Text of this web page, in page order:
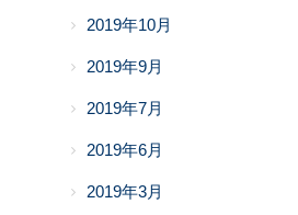
2019年10月
2019年9月
2019年7月
2019年6月
2019年3月